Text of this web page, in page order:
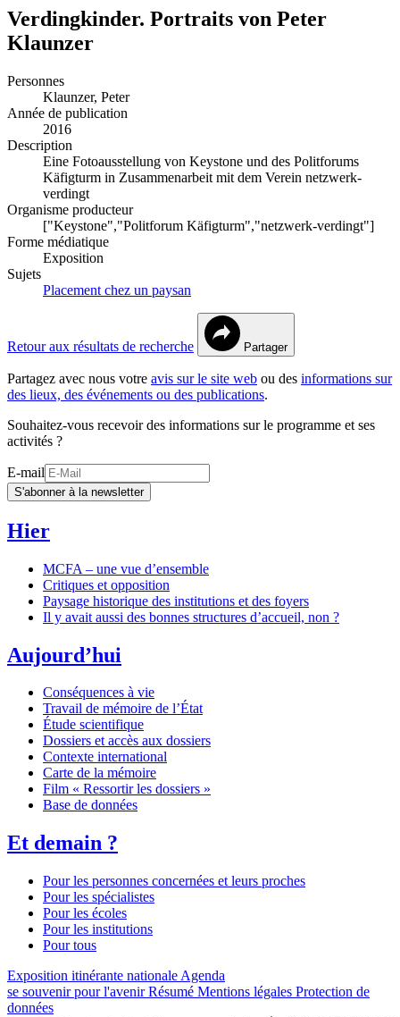
Verdingkinder. Portraits von Peter
Klaunzer
Personnes
Klaunzer, Peter
Année de publication
2016
Description
Eine Fotoausstellung von Keystone und des Politforums
Käfigturm in Zusammenarbeit mit dem Verein netzwerk-
verdingt
Organisme producteur
["Keystone","Politforum Käfigturm","netzwerk-verdingt"]
Forme médiatique
Exposition
Sujets
Placement chez un paysan
Retour aux résultats de recherche Partager
Partagez avec nous votre avis sur le site web ou des informations sur
des lieux, des événements ou des publications.
Souhaitez-vous recevoir des informations sur le programme et ses
activités ?
E-mail
S'abonner à la newsletter
Hier
MCFA – une vue d’ensemble
Critiques et opposition
Paysage historique des institutions et des foyers
Il y avait aussi des bonnes structures d’accueil, non ?
Aujourd’hui
Conséquences à vie
Travail de mémoire de l’État
Étude scientifique
Dossiers et accès aux dossiers
Contexte international
Carte de la mémoire
Film « Ressortir les dossiers »
Base de données
Et demain ?
Pour les personnes concernées et leurs proches
Pour les spécialistes
Pour les écoles
Pour les institutions
Pour tous
Exposition itinérante nationale Agenda
se souvenir pour l'avenirRésumé Mentions légales Protection de
données